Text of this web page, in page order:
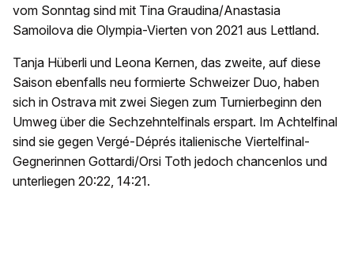
vom Sonntag sind mit Tina Graudina/Anastasia
Samoilova die Olympia-Vierten von 2021 aus Lettland.
Tanja Hüberli und Leona Kernen, das zweite, auf diese
Saison ebenfalls neu formierte Schweizer Duo, haben
sich in Ostrava mit zwei Siegen zum Turnierbeginn den
Umweg über die Sechzehntelfinals erspart. Im Achtelfinal
sind sie gegen Vergé-Déprés italienische Viertelfinal-
Gegnerinnen Gottardi/Orsi Toth jedoch chancenlos und
unterliegen 20:22, 14:21.